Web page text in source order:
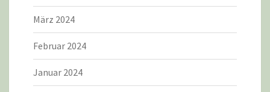
März 2024
Februar 2024
Januar 2024